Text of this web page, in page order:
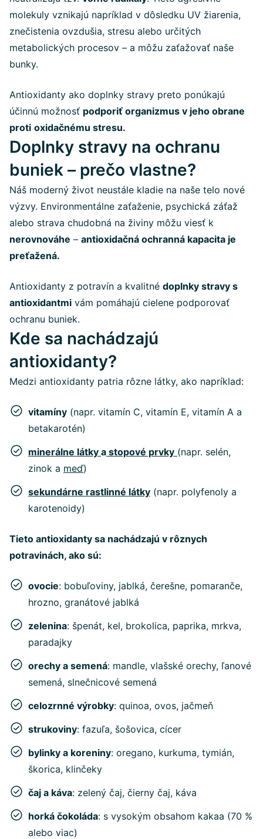
molekuly vznikajú napríklad v dôsledku UV žiarenia,
znečistenia ovzdušia, stresu alebo určitých
metabolických procesov – a môžu zaťažovať naše
bunky.
Antioxidanty ako doplnky stravy preto ponúkajú
účinnú možnosť podporiť organizmus v jeho obrane
proti oxidačnému stresu.
Doplnky stravy na ochranu
buniek – prečo vlastne?
Náš moderný život neustále kladie na naše telo nové
výzvy. Environmentálne zaťaženie, psychická záťaž
alebo strava chudobná na živiny môžu viesť k
nerovnováhe – antioxidačná ochranná kapacita je
preťažená.
Antioxidanty z potravín a kvalitné doplnky stravy s
antioxidantmi vám pomáhajú cielene podporovať
ochranu buniek.
Kde sa nachádzajú
antioxidanty?
Medzi antioxidanty patria rôzne látky, ako napríklad:
vitamíny (napr. vitamín C, vitamín E, vitamín A a
betakarotén)
minerálne látky a stopové prvky (napr. selén,
zinok a meď)
sekundárne rastlinné látky (napr. polyfenoly a
karotenoidy)
Tieto antioxidanty sa nachádzajú v rôznych
potravinách, ako sú:
ovocie: bobuľoviny, jablká, čerešne, pomaranče,
hrozno, granátové jablká
zelenina: špenát, kel, brokolica, paprika, mrkva,
paradajky
orechy a semená: mandle, vlašské orechy, ľanové
semená, slnečnicové semená
celozrnné výrobky: quinoa, ovos, jačmeň
strukoviny: fazuľa, šošovica, cícer
bylinky a koreniny: oregano, kurkuma, tymián,
škorica, klinčeky
čaj a káva: zelený čaj, čierny čaj, káva
horká čokoláda: s vysokým obsahom kakaa (70 %
alebo viac)